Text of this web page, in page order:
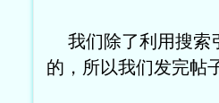
我们除了利用搜索
的，所以我们发完帖